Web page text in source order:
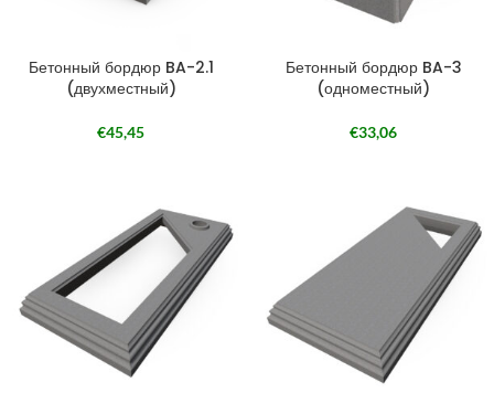
Бетонный бордюр BA-2.1
(двухместный)
€45,45
Бетонный бордюр BA-3
(одноместный)
€33,06